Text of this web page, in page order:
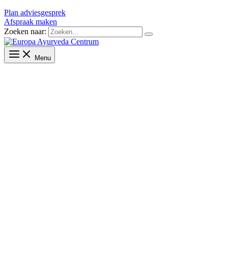
Plan adviesgesprek
Afspraak maken
Zoeken naar:
Menu